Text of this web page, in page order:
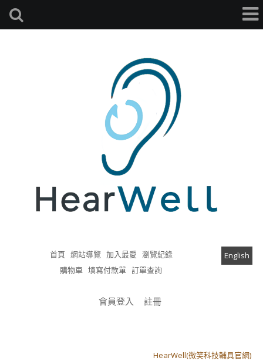
首頁 網站導覽 加入最愛 English
瀏覽紀錄
購物車 填寫付款單 訂單查詢
會員登入 註冊
HearWell(微笑科技輔具官網)